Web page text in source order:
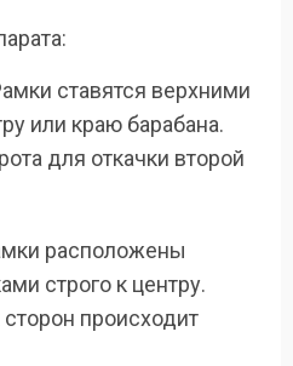
ставятся верхними
или краю барабана.
для откачки второй
расположены
строго к центру.
происходит